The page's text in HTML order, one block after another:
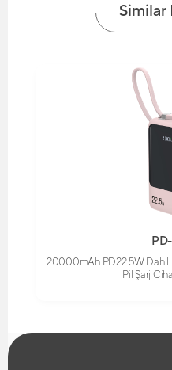
Similar
20000mAh PD22.5W Dahili
Pil Şarj